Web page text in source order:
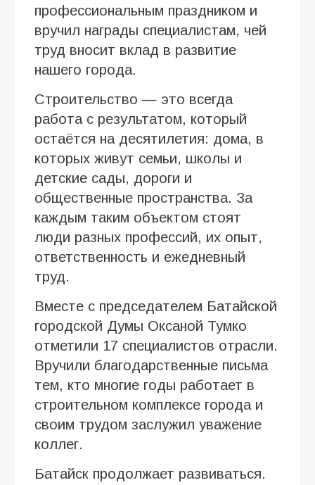
профессиональным праздником и
вручил награды специалистам, чей
труд вносит вклад в развитие
нашего города.
Строительство — это всегда
работа с результатом, который
остаётся на десятилетия: дома, в
которых живут семьи, школы и
детские сады, дороги и
общественные пространства. За
каждым таким объектом стоят
люди разных профессий, их опыт,
ответственность и ежедневный
труд.
Вместе с председателем Батайской
городской Думы Оксаной Тумко
отметили 17 специалистов отрасли.
Вручили благодарственные письма
тем, кто многие годы работает в
строительном комплексе города и
своим трудом заслужил уважение
коллег.
Батайск продолжает развиваться.